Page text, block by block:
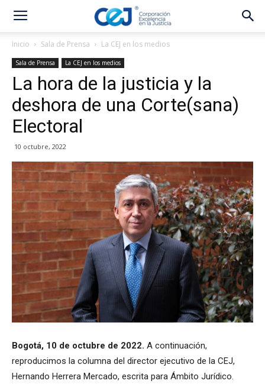
Inicio Sala de Prensa La CEJ en los medios
Sala de Prensa La CEJ en los medios
La hora de la justicia y la
deshora de una Corte(sana)
Electoral
10 octubre, 2022
Bogotá, 10 de octubre de 2022. A continuación,
reproducimos la columna del director ejecutivo de la CEJ,
Hernando Herrera Mercado, escrita para Ámbito Jurídico.